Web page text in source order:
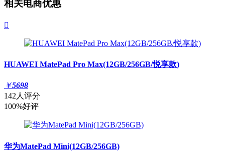
相关电商优惠

HUAWEI MatePad Pro Max(12GB/256GB/悦享款)
￥5698
142人评分
100%好评
华为MatePad Mini(12GB/256GB)